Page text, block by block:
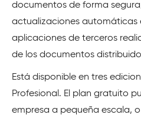
documentos de forma
actualizaciones automáticas
aplicaciones de terceros
de los documentos
Está disponible en tres
Profesional. El plan gratuito
empresa a pequeña escala,